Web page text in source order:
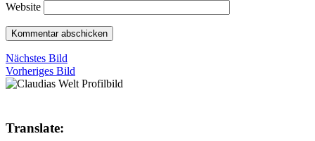
Website
Nächstes Bild
Vorheriges Bild
Translate: